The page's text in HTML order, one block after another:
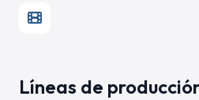
Líneas de